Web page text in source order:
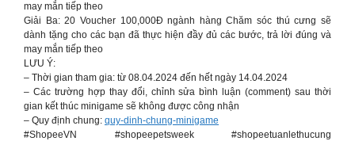
may mắn tiếp theo
Giải Ba: 20 Voucher 100,000Đ ngành hàng Chăm sóc thú cưng sẽ
dành tặng cho các bạn đã thực hiện đầy đủ các bước, trả lời đúng và
may mắn tiếp theo
LƯU Ý:
– Thời gian tham gia: từ 08.04.2024 đến hết ngày 14.04.2024
– Các trường hợp thay đổi, chỉnh sửa bình luận (comment) sau thời
gian kết thúc minigame sẽ không được công nhận
– Quy định chung: quy-dinh-chung-minigame
#ShopeeVN #shopeepetsweek #shopeetuanlethucung